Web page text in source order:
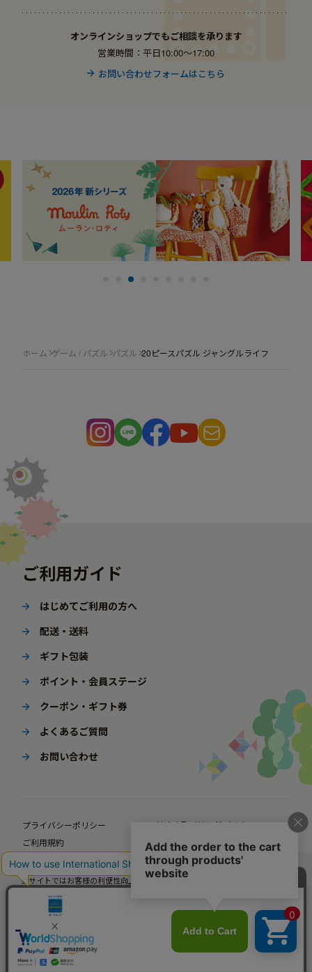
オンラインショップでもご相談を承ります
営業時間：平日10:00〜17:00
お問い合わせフォームはこちら
ホーム ゲーム / パズル パズル 20ピースパズル ジャングルライフ
ご利用ガイド
はじめてご利用の方へ
配送・送料
ギフト包装
ポイント・会員ステージ
クーポン・ギフト券
よくあるご質問
お問い合わせ
プライバシーポリシー
特定商取引法に基づく表示
ご利用規約
ポイント規約
企業サイト
法人様向けオンラインショップ
当サイトではお客様の利便性向上のための情報提供、サービス改善のための分
当サイトの閲覧を継続された場合、Cookieの使用にご同意いただいたものとみ
なします。
詳細については
をご確認ください。